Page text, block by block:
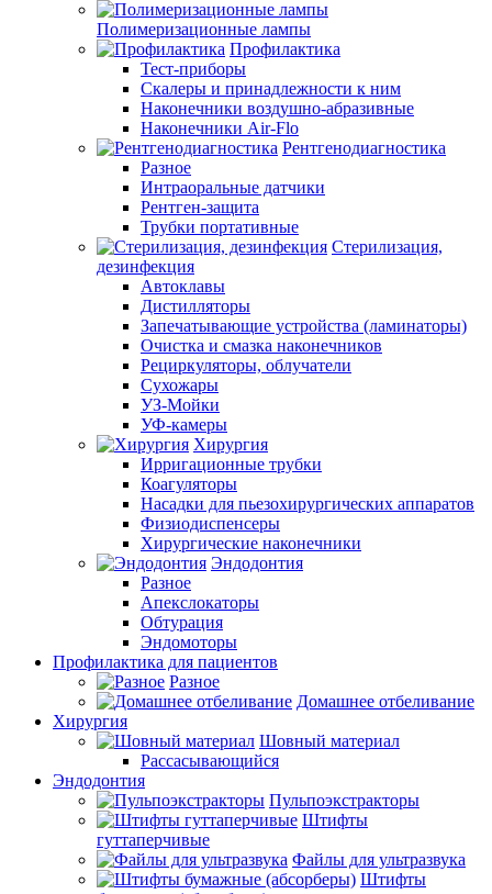
Полимеризационные лампы
Профилактика
Тест-приборы
Скалеры и принадлежности к ним
Наконечники воздушно-абразивные
Наконечники Air-Flo
Рентгенодиагностика
Разное
Интраоральные датчики
Рентген-защита
Трубки портативные
Стерилизация,
дезинфекция
Автоклавы
Дистилляторы
Запечатывающие устройства (ламинаторы)
Очистка и смазка наконечников
Рециркуляторы, облучатели
Сухожары
УЗ-Мойки
УФ-камеры
Хирургия
Ирригационные трубки
Коагуляторы
Насадки для пьезохирургических аппаратов
Физиодиспенсеры
Хирургические наконечники
Эндодонтия
Разное
Апекслокаторы
Обтурация
Эндомоторы
Профилактика для пациентов
Разное
Домашнее отбеливание
Хирургия
Шовный материал
Рассасывающийся
Эндодонтия
Пульпоэкстракторы
Штифты
гуттаперчивые
Файлы для ультразвука
Штифты